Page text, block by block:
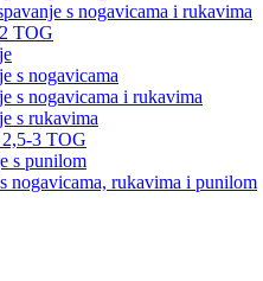
s nogavicama i rukavima
TOG
s nogavicama
s nogavicama i rukavima
s rukavima
2,5-3 TOG
s punilom
nogavicama, rukavima i punilom